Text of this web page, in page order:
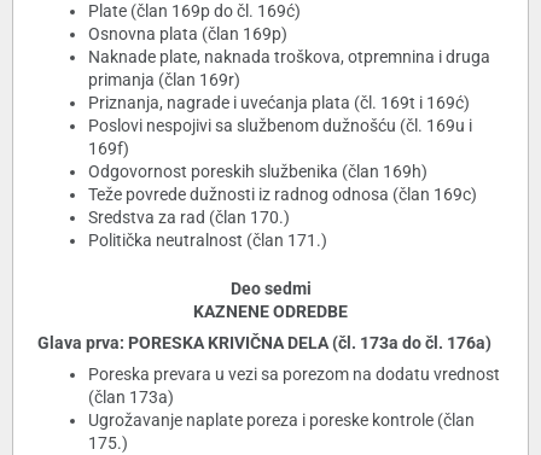
Plate (član 169p do čl. 169ć)
Osnovna plata (član 169p)
Naknade plate, naknada troškova, otpremnina i druga
primanja (član 169r)
Priznanja, nagrade i uvećanja plata (čl. 169t i 169ć)
Poslovi nespojivi sa službenom dužnošću (čl. 169u i
169f)
Odgovornost poreskih službenika (član 169h)
Teže povrede dužnosti iz radnog odnosa (član 169c)
Sredstva za rad (član 170.)
Politička neutralnost (član 171.)
Deo sedmi
KAZNENE ODREDBE
Glava prva: PORESKA KRIVIČNA DELA (čl. 173a do čl. 176a)
Poreska prevara u vezi sa porezom na dodatu vrednost
(član 173a)
Ugrožavanje naplate poreza i poreske kontrole (član
175.)